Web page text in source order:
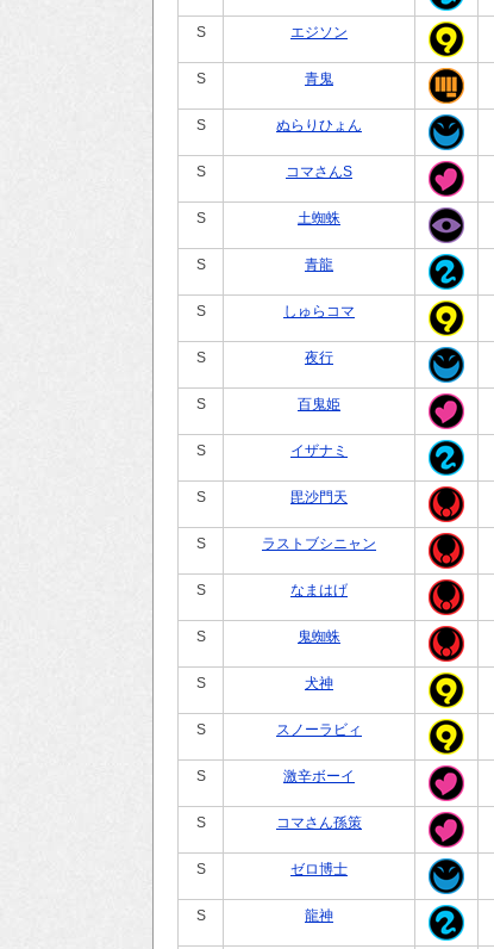
S エジソン
S 青鬼
S ぬらりひょん
S コマさんS
S 土蜘蛛
S 青龍
S しゅらコマ
S 夜行
S 百鬼姫
S イザナミ
S 毘沙門天
S ラストブシニャン
S なまはげ
S 鬼蜘蛛
S 犬神
S スノーラビィ
S 激辛ボーイ
S コマさん孫策
S ゼロ博士
S 龍神